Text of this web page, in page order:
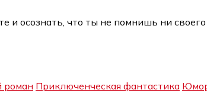
и осознать, что ты не помнишь ни
роман Приключенческая фантастика